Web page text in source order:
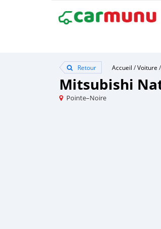
Retour Accueil /Voiture /
Mitsubishi
Pointe–Noire